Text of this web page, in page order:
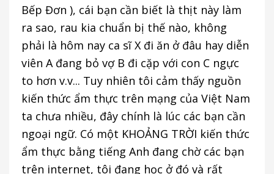
Bếp Đơn ), cái bạn cần biết là thịt này làm
ra sao, rau kia chuẩn bị thế nào, không
phải là hôm nay ca sĩ X đi ăn ở đâu hay diễn
viên A đang bỏ vợ B đi cặp với con C ngực
to hơn v.v... Tuy nhiên tôi cảm thấy nguồn
kiến thức ẩm thực trên mạng của Việt Nam
ta chưa nhiều, đây chính là lúc các bạn cần
ngoại ngữ. Có một KHOẢNG TRỜI kiến thức
ẩm thực bằng tiếng Anh đang chờ các bạn
trên internet, tôi đang học ở đó và rất